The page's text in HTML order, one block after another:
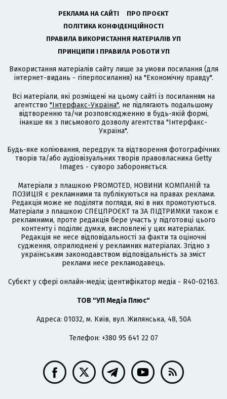
РЕКЛАМА НА САЙТІ
ПРО ПРОЄКТ
ПОЛІТИКА КОНФІДЕНЦІЙНОСТІ
ПРАВИЛА ВИКОРИСТАННЯ МАТЕРІАЛІВ УП
ПРИНЦИПИ І ПРАВИЛА РОБОТИ УП
Використання матеріалів сайту лише за умови посилання (для
інтернет-видань - гіперпосилання) на "Економічну правду".
Всі матеріали, які розміщені на цьому сайті із посиланням на
агентство "Інтерфакс-Україна", не підлягають подальшому
відтворенню та/чи розповсюдженню в будь-якій формі,
інакше як з письмового дозволу агентства "Інтерфакс-
Україна".
Будь-яке копіювання, передрук та відтворення фотографічних
творів та/або аудіовізуальних творів правовласника Getty
Images - суворо забороняється.
Матеріали з плашкою PROMOTED, НОВИНИ КОМПАНІЙ та
ПОЗИЦІЯ є рекламними та публікуються на правах реклами.
Редакція може не поділяти погляди, які в них промотуються.
Матеріали з плашкою СПЕЦПРОЄКТ та ЗА ПІДТРИМКИ також є
рекламними, проте редакція бере участь у підготовці цього
контенту і поділяє думки, висловлені у цих матеріалах.
Редакція не несе відповідальності за факти та оціночні
судження, оприлюднені у рекламних матеріалах. Згідно з
українським законодавством відповідальність за зміст
реклами несе рекламодавець.
Cубєкт у сфері онлайн-медіа; ідентифікатор медіа - R40-02163.
ТОВ "УП Медіа Плюс"
Адреса: 01032, м. Київ, вул. Жилянська, 48, 50А
Телефон: +380 95 641 22 07